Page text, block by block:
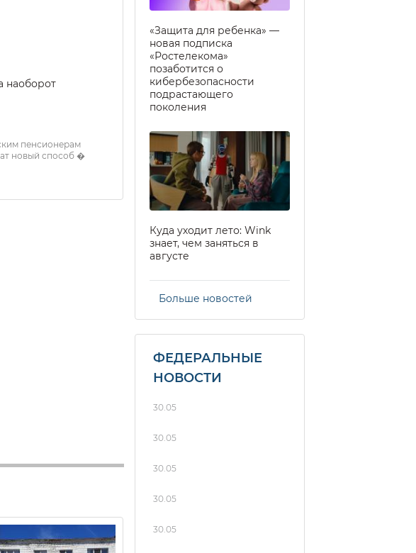
наоборот
пенсионерам
новый способ �
«Защита для ребенка» —
новая подписка
«Ростелекома»
позаботится о
кибербезопасности
подрастающего
поколения
Куда уходит лето: Wink
знает, чем заняться в
августе
Больше новостей
ФЕДЕРАЛЬНЫЕ
НОВОСТИ
30.05
30.05
30.05
30.05
30.05